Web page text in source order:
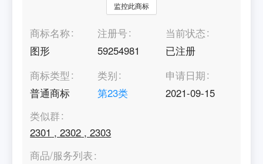
监控此商标
商标名称
图形
注册号
59254981
当前状态
已注册
商标类型
普通商标
类别
第23类
申请日期
2021-09-15
类似群
2301 ,2302 ,2303
商品/服务列表